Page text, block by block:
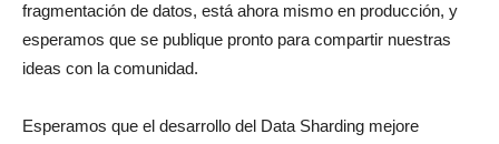
fragmentación de datos, está ahora mismo en producción, y
esperamos que se publique pronto para compartir nuestras
ideas con la comunidad.
Esperamos que el desarrollo del Data Sharding mejore